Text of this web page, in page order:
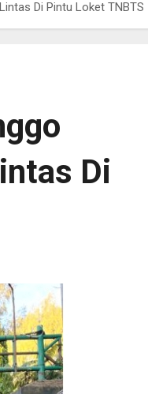
Di Pintu Loket TNBTS
Di